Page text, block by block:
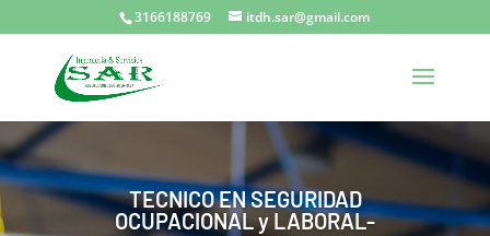
3166188769 itdh.sar@gmail.com
TECNICO EN SEGURIDAD
OCUPACIONAL y LABORAL-